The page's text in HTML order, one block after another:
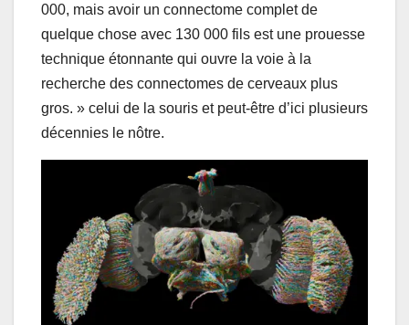
000, mais avoir un connectome complet de
quelque chose avec 130 000 fils est une prouesse
technique étonnante qui ouvre la voie à la
recherche des connectomes de cerveaux plus
gros. » celui de la souris et peut-être d’ici plusieurs
décennies le nôtre.